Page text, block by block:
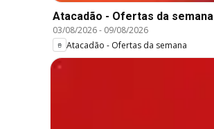
Atacadão - Ofertas da semana
03/08/2026- 09/08/2026
Atacadão - Ofertas da semana